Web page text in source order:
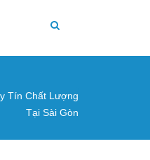
Tín Chất Lượng
Tại Sài Gòn